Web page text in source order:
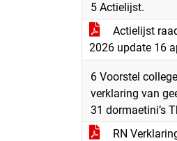
5 Actielijst.
Actielijst
2026 update 16
6 Voorstel
verklaring van
31 dormaetini’s
RN